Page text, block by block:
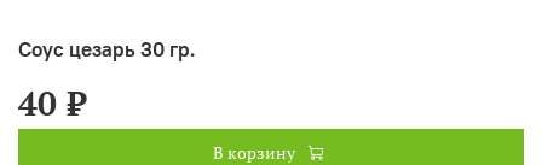
Соус цезарь 30 гр.
40 ₽
В корзину